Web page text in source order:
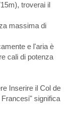
troverai il
massima di
e l'aria è
cali di potenza
Inserire il Col de
significa